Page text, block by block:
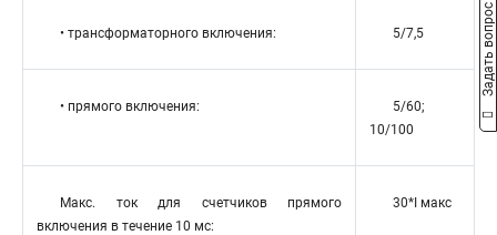
• трансформаторного включения: 5/7,5
• прямого включения:
5/60;
10/100
Макс. ток для счетчиков прямого
включения в течение 10 мс:
30*I макс
Задать вопрос